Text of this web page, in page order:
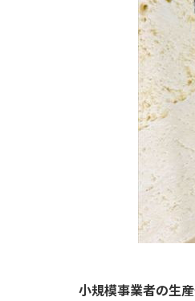
小規模事業者の生